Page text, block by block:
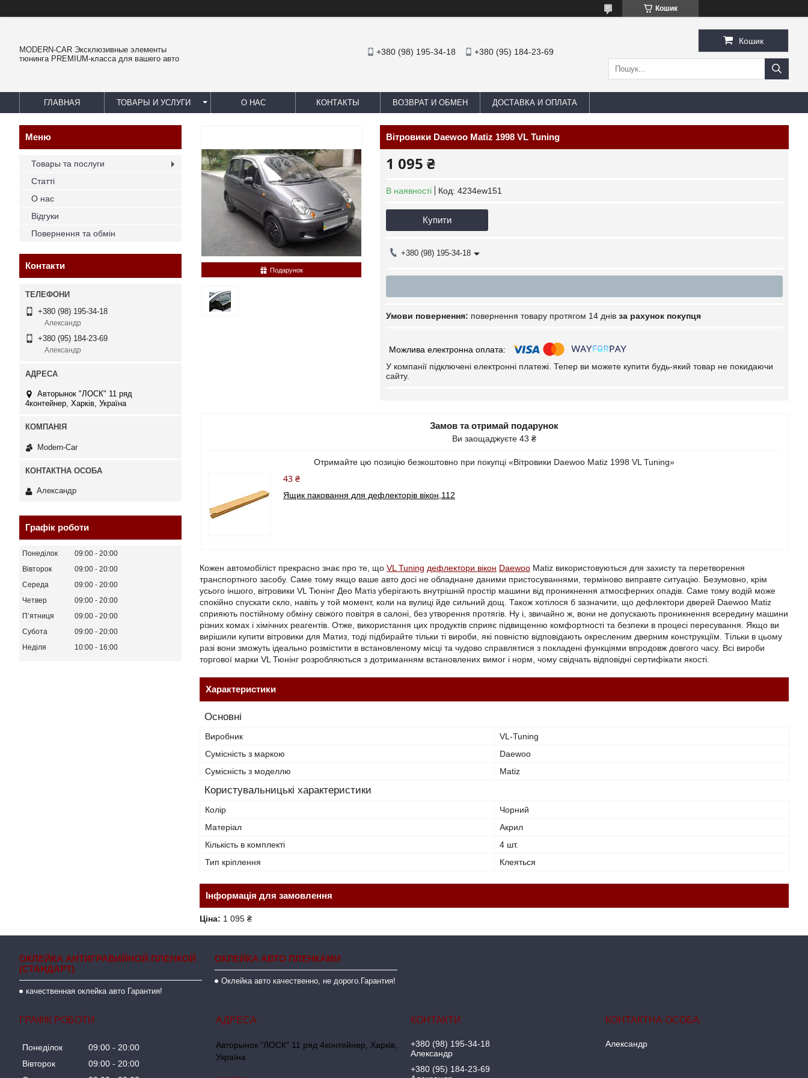
Кошик
MODERN-CAR Эксклюзивные элементы
тюнинга PREMIUM-класса для вашего авто
+380 (98) 195-34-18 +380 (95) 184-23-69
Кошик
ГЛАВНАЯ ТОВАРЫ И УСЛУГИ О НАС КОНТАКТЫ ВОЗВРАТ И ОБМЕН ДОСТАВКА И ОПЛАТА
Подарунок
Вітровики Daewoo Matiz 1998 VL Tuning
1 095 ₴
В наявності Код: 4234ew151
Купити
+380 (98) 195-34-18
повернення товару протягом 14 днів за рахунок покупця
У компанії підключені електронні платежі. Тепер ви можете купити будь-який товар не покидаючи
сайту.
Замов та отримай подарунок
Ви заощаджуєте 43 ₴
Отримайте цю позицію безкоштовно при покупці «Вітровики Daewoo Matiz 1998 VL Tuning»
43 ₴
Ящик паковання для дефлекторів вікон,112
Кожен автомобіліст прекрасно знає про те, що VL Tuning дефлектори вікон Daewoo Matiz використовуються для захисту та перетворення
транспортного засобу. Саме тому якщо ваше авто досі не обладнане даними пристосуваннями, терміново виправте ситуацію. Безумовно, крім
усього іншого, вітровики VL Тюнінг Део Матіз уберігають внутрішній простір машини від проникнення атмосферних опадів. Саме тому водій може
спокійно спускати скло, навіть у той момент, коли на вулиці йде сильний дощ. Також хотілося б зазначити, що дефлектори дверей Daewoo Matiz
сприяють постійному обміну свіжого повітря в салоні, без утворення протягів. Ну і, звичайно ж, вони не допускають проникнення всередину машини
різних комах і хімічних реагентів. Отже, використання цих продуктів сприяє підвищенню комфортності та безпеки в процесі пересування. Якщо ви
вирішили купити вітровики для Матиз, тоді підбирайте тільки ті вироби, які повністю відповідають окресленим дверним конструкціїм. Тільки в цьому
разі вони зможуть ідеально розмістити в встановленому місці та чудово справлятися з покладені функціями впродовж довгого часу. Всі вироби
торгової марки VL Тюнінг розробляються з дотриманням встановлених вимог і норм, чому свідчать відповідні сертифікати якості.
Характеристики
Основні
Виробник
VL-Tuning
Сумісність з маркою
Daewoo
Сумісність з моделлю
Matiz
Користувальницькі характеристики
Колір
Чорний
Матеріал
Акрил
Кількість в комплекті
4 шт.
Тип кріплення
Клеяться
Інформація для замовлення
Ціна: 1 095 ₴
Товары та послуги
Статті
О нас
Відгуки
Повернення та обмін
Контакти
+380 (98) 195-34-18
Александр
+380 (95) 184-23-69
Александр
Авторынок "ЛОСК" 11 ряд
4контейнер, Харків, Україна
Modern-Car
Александр
Графік роботи
Понеділок 09:00
20:00
Вівторок
09:00
20:00
Середа
09:00
20:00
Четвер
09:00
20:00
Пʼятниця
09:00
20:00
Субота
09:00
20:00
Неділя
10:00 16:00
ОКЛЕЙКА АНТИГРАВИЙНОЙ ПЛЕНКОЙ
(СТАНДАРТ)
качественная оклейка авто Гарантия!
ОКЛЕЙКА АВТО ПЛЕНКАМИ
Оклейка авто качественно, не дорого.Гарантия!
ГРАФІК РОБОТИ
Понеділок 09:00
20:00
Вівторок
09:00
20:00
Авторынок "ЛОСК" 11 ряд 4контейнер, Харків,
Україна
+380 (98) 195-34-18
Александр
+380 (95) 184-23-69
Александр